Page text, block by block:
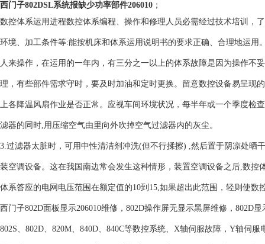
西门子802DSL系统报缺少功率部件206010 ；
数控体系运用进程数控体系编程、操作和修理人员必需经过技术培训，
环境、加工条件等:能按机床和体系运用说明书的要求正确、合理地运
人来操作，在运用的一年内，有三分之一以上的体系故障是因为操作不
理，有些部件需求守时，要及时加油和定时更换。留意数控设备易呈现
上各降温风扇作业是否正常。应视车间环境状况，每半年或一个季度检
滤器的同时,用压缩空气由里向外吹掉空气过滤器内的灰尘。
3.过滤器太脏时，可用中性清洁剂冲洗(但不行揉擦) ,然后置于阴凉处晒
装空调设备。这在我国南边常会发生这种情形，装置空调设备之后,数
体系答应的电网电压范围在额定值的10到15,如果超出此范围，轻则使
西门子802D面板显示206010维修，802D操作屏无显示黑屏维修，802D
802S、802D、820M、840D、840C等数控系统、X轴伺服故障，Y轴伺